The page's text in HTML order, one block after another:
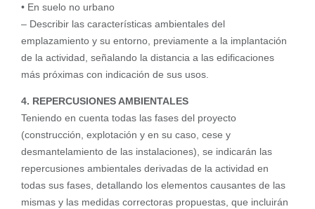
• En suelo no urbano
– Describir las características ambientales del
emplazamiento y su entorno, previamente a la implantación
de la actividad, señalando la distancia a las edificaciones
más próximas con indicación de sus usos.
4. REPERCUSIONES AMBIENTALES
Teniendo en cuenta todas las fases del proyecto
(construcción, explotación y en su caso, cese y
desmantelamiento de las instalaciones), se indicarán las
repercusiones ambientales derivadas de la actividad en
todas sus fases, detallando los elementos causantes de las
mismas y las medidas correctoras propuestas, que incluirán